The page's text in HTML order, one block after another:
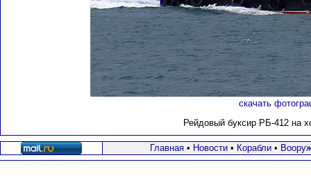
скачать
Рейдовый буксир РБ-412 на
Главная• Новости• Корабли•